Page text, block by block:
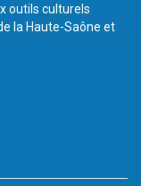
outils culturels
la Haute-Saône et